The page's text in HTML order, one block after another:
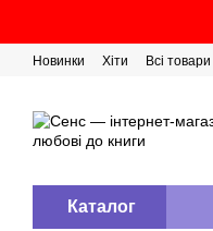
Новинки Хіти Всі товари
Каталог